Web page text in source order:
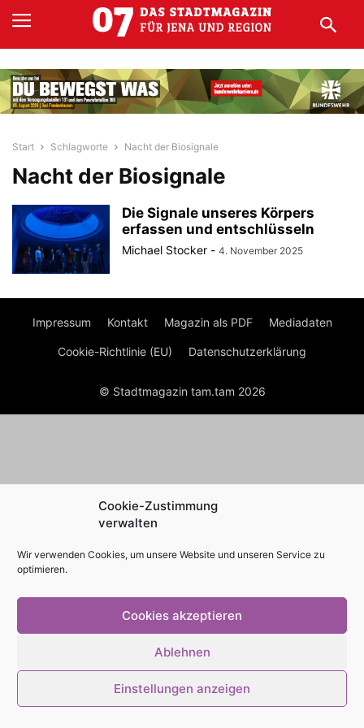
Cookie-Zustimmung
verwalten
Wir verwenden Cookies, um unsere Website und unseren Service zu
optimieren.
Cookies akzeptieren
Ablehnen
Einstellungen anzeigen
Start Schlagworte Nacht der Biosignale
Nacht der Biosignale
Die Signale unseres Körpers
erfassen und entschlüsseln
Michael Stocker - 4. November 2025
Impressum Kontakt Magazin als PDF Mediadaten
Cookie-Richtlinie (EU) Datenschutzerklärung
© Stadtmagazin tam.tam 2026